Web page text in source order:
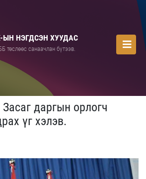
ЫН НЭГДСЭН ХУУДАС
төслөөс санаачлан бүтээв.
даргын орлогч
үг хэлэв.